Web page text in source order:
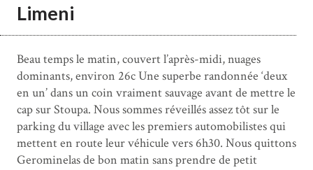
Limeni
Beau temps le matin, couvert l’après-midi, nuages
dominants, environ 26c Une superbe randonnée ‘deux
en un’ dans un coin vraiment sauvage avant de mettre le
cap sur Stoupa. Nous sommes réveillés assez tôt sur le
parking du village avec les premiers automobilistes qui
mettent en route leur véhicule vers 6h30. Nous quittons
Gerominelas de bon matin sans prendre de petit